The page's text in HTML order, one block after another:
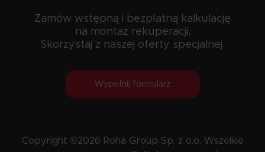
Zamów wstępną i bezpłatną kalkulację
na montaż rekuperacji.
Skorzystaj z naszej oferty specjalnej.
Wypełnij formularz
Copyright ©2026 Roha Group Sp. z o.o. Wszelkie